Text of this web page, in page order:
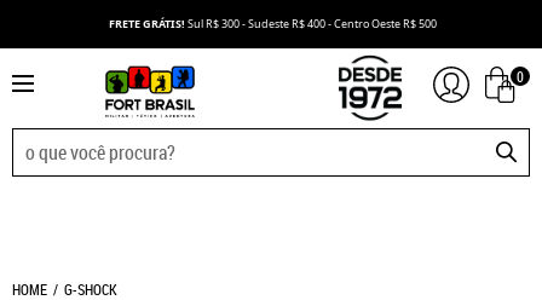
FRETE GRÁTIS! Sul R$ 300 - Sudeste R$ 400 - Centro Oeste R$ 500
0
HOME G-SHOCK